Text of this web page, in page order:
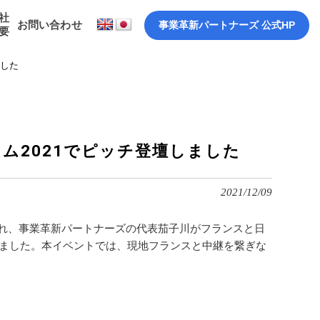
お問い合わせ 事業革新パートナーズ 公式HP
た
2021でピッチ登壇しました
2021/12/09
事業革新パートナーズの代表茄子川がフランスと日
した。本イベントでは、現地フランスと中継を繋ぎな